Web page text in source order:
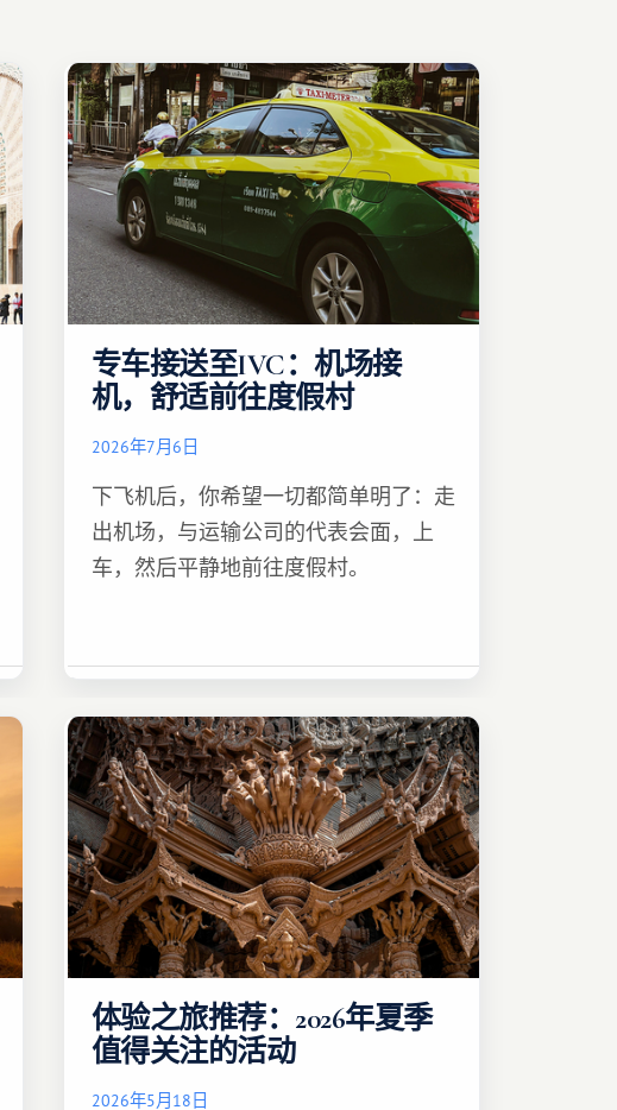
专车接送至IVC：机场接
机，舒适前往度假村
2026年7月6日
下飞机后，你希望一切都简单明了：走
出机场，与运输公司的代表会面，上
车，然后平静地前往度假村。
体验之旅推荐：2026年夏季
值得关注的活动
2026年5月18日